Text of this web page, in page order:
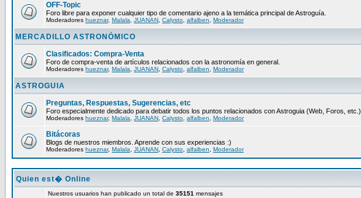
OFF-Topic
Foro libre para exponer cualquier tipo de comentario ajeno a la temática principal de Astroguía.
Moderadores hueznar, Malala JUANAN Calysto alfalben Moderador
MERCADILLO ASTRONÓMICO
Clasificados: Compra-Venta
Foro de compra-venta de artículos relacionados con la astronomía en general.
Moderadores hueznar, Malala JUANAN Calysto alfalben Moderador
ASTROGUIA
Preguntas, Respuestas, Sugerencias, etc
Foro especialmente dedicado para debatir todos los puntos relacionados con Astroguia (Web, Foros, etc.)
Moderadores hueznar, Malala JUANAN Calysto alfalben Moderador
Bitácoras
Blogs de nuestros miembros. Aprende con sus experiencias :)
Moderadores hueznar, Malala JUANAN Calysto alfalben Moderador
Quien est� Online
Nuestros usuarios han publicado un total de 35151 mensajes